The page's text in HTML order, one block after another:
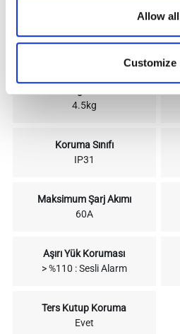
Allow all
Customize
%5 ~ %95 Bağıl Nem,
4.5kg
Koruma Sınıfı
IP31
Maksimum Şarj Akımı
60A
Aşırı Yük Koruması
> %110 : Sesli Alarm
Ters Kutup Koruma
Evet